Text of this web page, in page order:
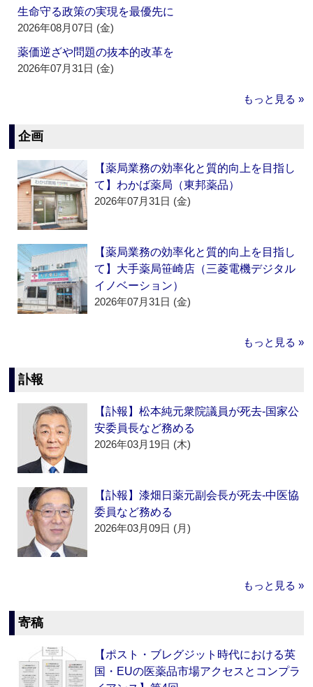
生命守る政策の実現を最優先に
2026年08月07日 (金)
薬価逆ざや問題の抜本的改革を
2026年07月31日 (金)
もっと見る »
企画
【薬局業務の効率化と質的向上を目指し
て】わかば薬局（東邦薬品）
2026年07月31日 (金)
【薬局業務の効率化と質的向上を目指し
て】大手薬局笹崎店（三菱電機デジタル
イノベーション）
2026年07月31日 (金)
もっと見る »
訃報
【訃報】松本純元衆院議員が死去‐国家公
安委員長など務める
2026年03月19日 (木)
【訃報】漆畑日薬元副会長が死去‐中医協
委員など務める
2026年03月09日 (月)
もっと見る »
寄稿
【ポスト・ブレグジット時代における英
国・EUの医薬品市場アクセスとコンプラ